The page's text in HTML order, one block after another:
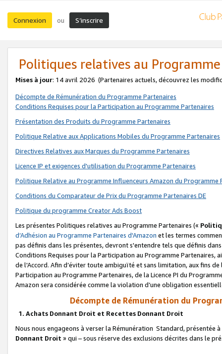
Connexion ou S’inscrire
Politiques relatives au
Mises à jour: 14 avril 2026 (Partenaires actuels, découvrez les
Décompte de Rémunération du Programme Partenaires
Conditions Requises pour la Participation au Programme Partenaires
Présentation des Produits du Programme Partenaires
Politique Relative aux Applications Mobiles du Programme Partenaires
Directives Relatives aux Marques du Programme Partenaires
Licence IP et exigences d'utilisation du Programme Partenaires
Politique Relative au Programme Influenceurs Amazon du Programme
Conditions du Comparateur de Prix du Programme Partenaires DE
Politique du programme Creator Ads Boost
Les présentes Politiques relatives au Programme Partenaires («
d’Adhésion au Programme Partenaires d'Amazon et les termes
pas définis dans les présentes, devront s'entendre tels que définis
Conditions Requises pour la Participation au Programme Partenaires,
de l'Accord. Afin d’éviter toute ambiguïté et sans limitation, aux fins
Participation au Programme Partenaires, de la Licence PI du
Amazon sera considérée comme la violation d’une obligation
Décompte de Rémunération du
1. Achats Donnant Droit et Recettes Donnant Droit
Nous nous engageons à verser la Rémunération Standard, présentée
Donnant Droit » qui – sous réserve des exclusions décrites dans le